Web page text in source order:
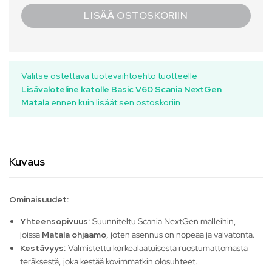
LISÄÄ OSTOSKORIIN
Valitse ostettava tuotevaihtoehto tuotteelle
Lisävaloteline katolle Basic V60 Scania NextGen
Matala ennen kuin lisäät sen ostoskoriin.
Kuvaus
Ominaisuudet:
Yhteensopivuus: Suunniteltu Scania NextGen malleihin,
joissa Matala ohjaamo, joten asennus on nopeaa ja vaivatonta.
Kestävyys: Valmistettu korkealaatuisesta ruostumattomasta
teräksestä, joka kestää kovimmatkin olosuhteet.